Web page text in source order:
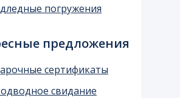
свидание
сертификаты
предложения
погружения